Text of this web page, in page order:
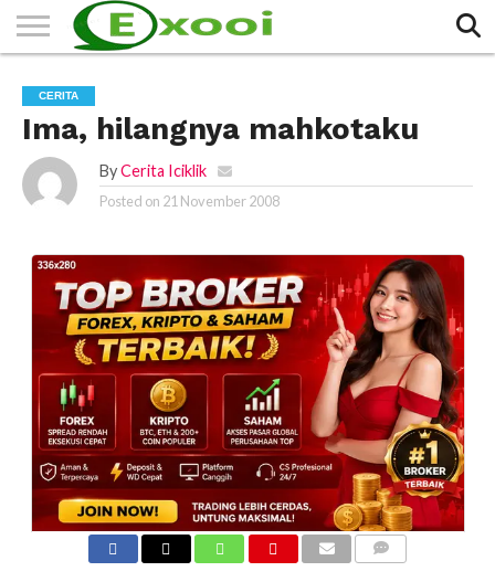
CERITA
Ima, hilangnya mahkotaku
By Cerita Iciklik
Posted on 21 November 2008